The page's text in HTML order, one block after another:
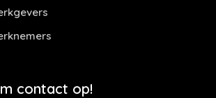
contact op!